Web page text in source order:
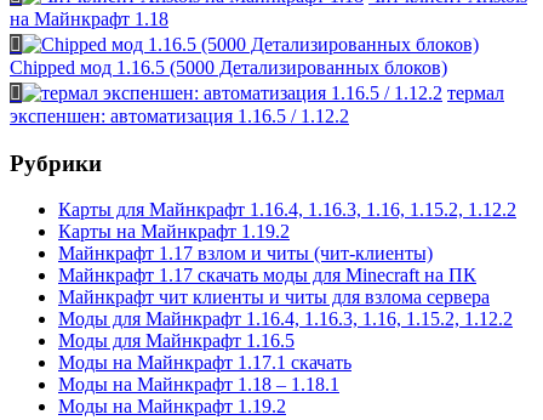
на Майнкрафт 1.18
Chipped мод 1.16.5 (5000 Детализированных блоков)
термал
экспеншен: автоматизация 1.16.5 / 1.12.2
Рубрики
Карты для Майнкрафт 1.16.4, 1.16.3, 1.16, 1.15.2, 1.12.2
Карты на Майнкрафт 1.19.2
Майнкрафт 1.17 взлом и читы (чит-клиенты)
Майнкрафт 1.17 скачать моды для Minecraft на ПК
Майнкрафт чит клиенты и читы для взлома сервера
Моды для Майнкрафт 1.16.4, 1.16.3, 1.16, 1.15.2, 1.12.2
Моды для Майнкрафт 1.16.5
Моды на Майнкрафт 1.17.1 скачать
Моды на Майнкрафт 1.18 – 1.18.1
Моды на Майнкрафт 1.19.2